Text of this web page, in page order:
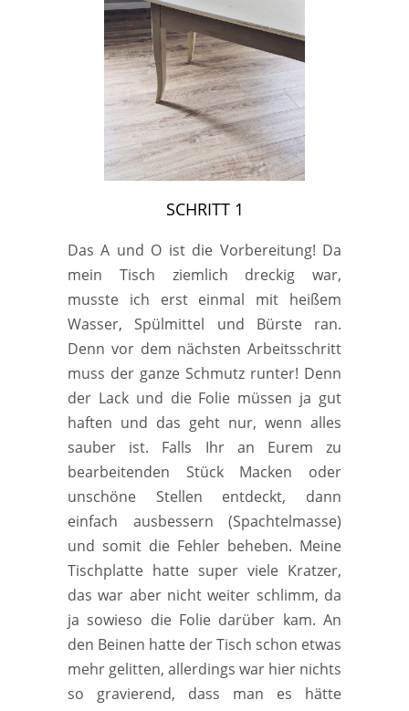
SCHRITT 1
Das A und O ist die Vorbereitung! Da
mein Tisch ziemlich dreckig war,
musste ich erst einmal mit heißem
Wasser, Spülmittel und Bürste ran.
Denn vor dem nächsten Arbeitsschritt
muss der ganze Schmutz runter! Denn
der Lack und die Folie müssen ja gut
haften und das geht nur, wenn alles
sauber ist. Falls Ihr an Eurem zu
bearbeitenden Stück Macken oder
unschöne Stellen entdeckt, dann
einfach ausbessern (Spachtelmasse)
und somit die Fehler beheben. Meine
Tischplatte hatte super viele Kratzer,
das war aber nicht weiter schlimm, da
ja sowieso die Folie darüber kam. An
den Beinen hatte der Tisch schon etwas
mehr gelitten, allerdings war hier nichts
so gravierend, dass man es hätte